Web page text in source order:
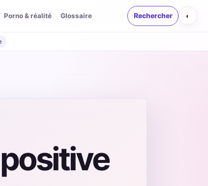
Porno & réalité Glossaire Rechercher ◐